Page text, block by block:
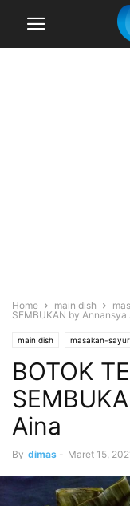
Home main dish
SEMBUKAN by Annansya
main dish masakan-
BOTOK
Aina
By dimas - Maret 15,